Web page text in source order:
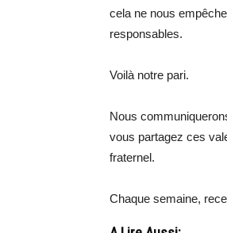
cela ne nous
responsables.
Voilà notre pari.
Nous
vous partagez ces
fraternel.
Chaque semaine,